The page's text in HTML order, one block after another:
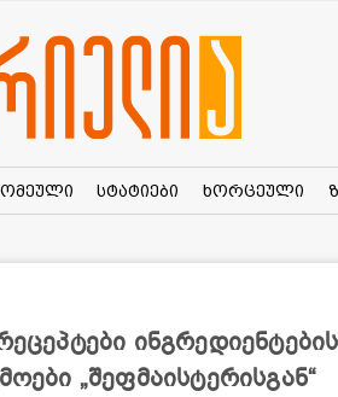
სტატიები ხორცეული
„შეფმაისტერისგან“